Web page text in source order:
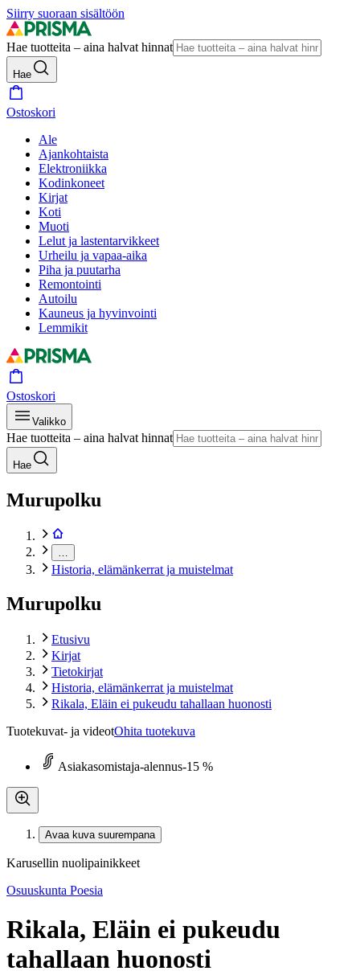
Siirry suoraan sisältöön
Hae tuotteita – aina halvat hinnat
Hae
Ostoskori
Ale
Ajankohtaista
Elektroniikka
Kodinkoneet
Kirjat
Koti
Muoti
Lelut ja lastentarvikkeet
Urheilu ja vapaa-aika
Piha ja puutarha
Remontointi
Autoilu
Kauneus ja hyvinvointi
Lemmikit
Ostoskori
Valikko
Hae tuotteita – aina halvat hinnat
Hae
Murupolku
Historia, elämänkerrat ja muistelmat
Murupolku
Etusivu
Kirjat
Tietokirjat
Historia, elämänkerrat ja muistelmat
Rikala, Eläin ei pukeudu tahallaan huonosti
Tuotekuvat- ja videotOhita tuotekuva
Asiakasomistaja-alennus-15 %
Avaa kuva suurempana
Karusellin nuolipainikkeet
Osuuskunta Poesia
Rikala, Eläin ei pukeudu
tahallaan huonosti